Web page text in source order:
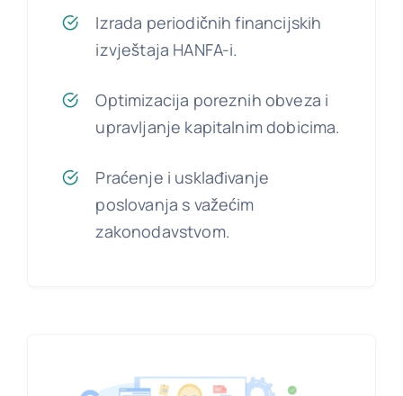
Izrada periodičnih financijskih
izvještaja HANFA-i.
Optimizacija poreznih obveza i
upravljanje kapitalnim dobicima.
Praćenje i usklađivanje
poslovanja s važećim
zakonodavstvom.